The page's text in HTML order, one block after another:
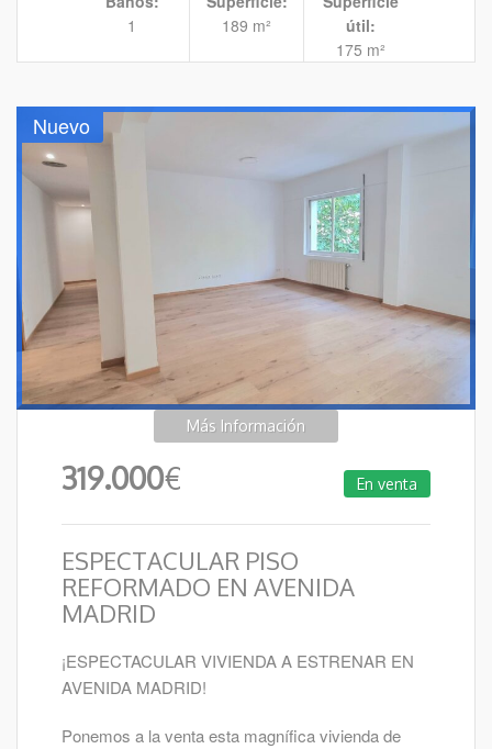
1
189 m²
útil:
175 m²
Más Información
Nuevo
319.000€ En venta
ESPECTACULAR PISO
REFORMADO EN AVENIDA
MADRID
¡ESPECTACULAR VIVIENDA A ESTRENAR EN
AVENIDA MADRID!
Ponemos a la venta esta magnífica vivienda de